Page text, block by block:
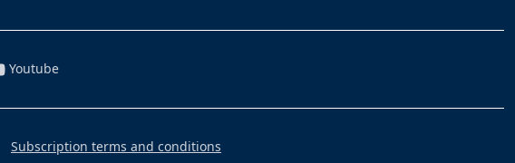
Youtube
Subscription terms and conditions